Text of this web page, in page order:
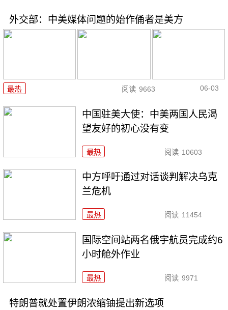
外交部：中美媒体问题的始作俑者是美方
最热 阅读 9663 06-03
中国驻美大使：中美两国人民渴
望友好的初心没有变
最热 阅读 10603
中方呼吁通过对话谈判解决乌克
兰危机
最热 阅读 11454
国际空间站两名俄宇航员完成约6
小时舱外作业
最热 阅读 9971
特朗普就处置伊朗浓缩铀提出新选项